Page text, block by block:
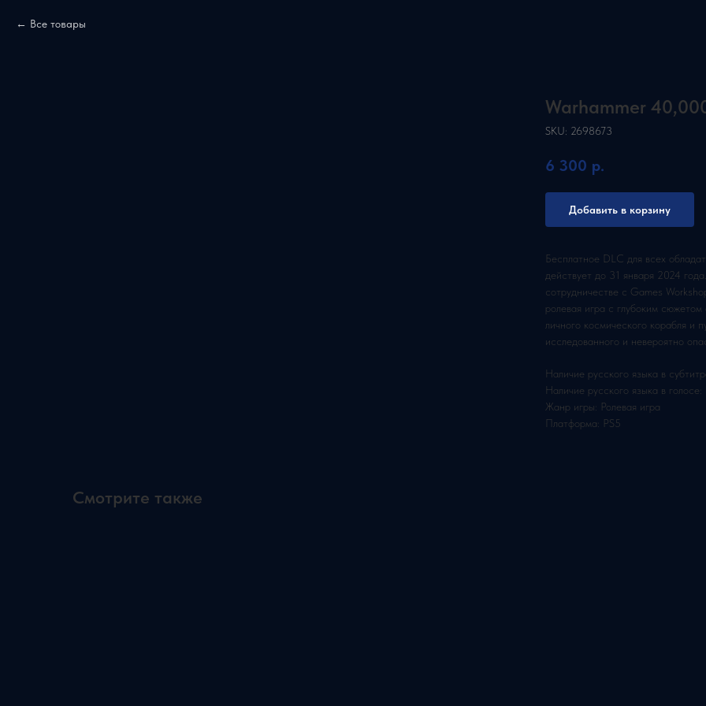
Все товары
Warhammer
SKU: 2698673
6 300 р.
Добавить в корзину
Бесплатное DLC для всех
действует до 31 января 2024
сотрудничестве с Games
ролевая игра с глубоким
личного космического корабля и
исследованного и невероятно
Наличие русского языка в
Наличие русского языка в
Жанр игры: Ролевая игра
Платформа: PS5
Смотрите также